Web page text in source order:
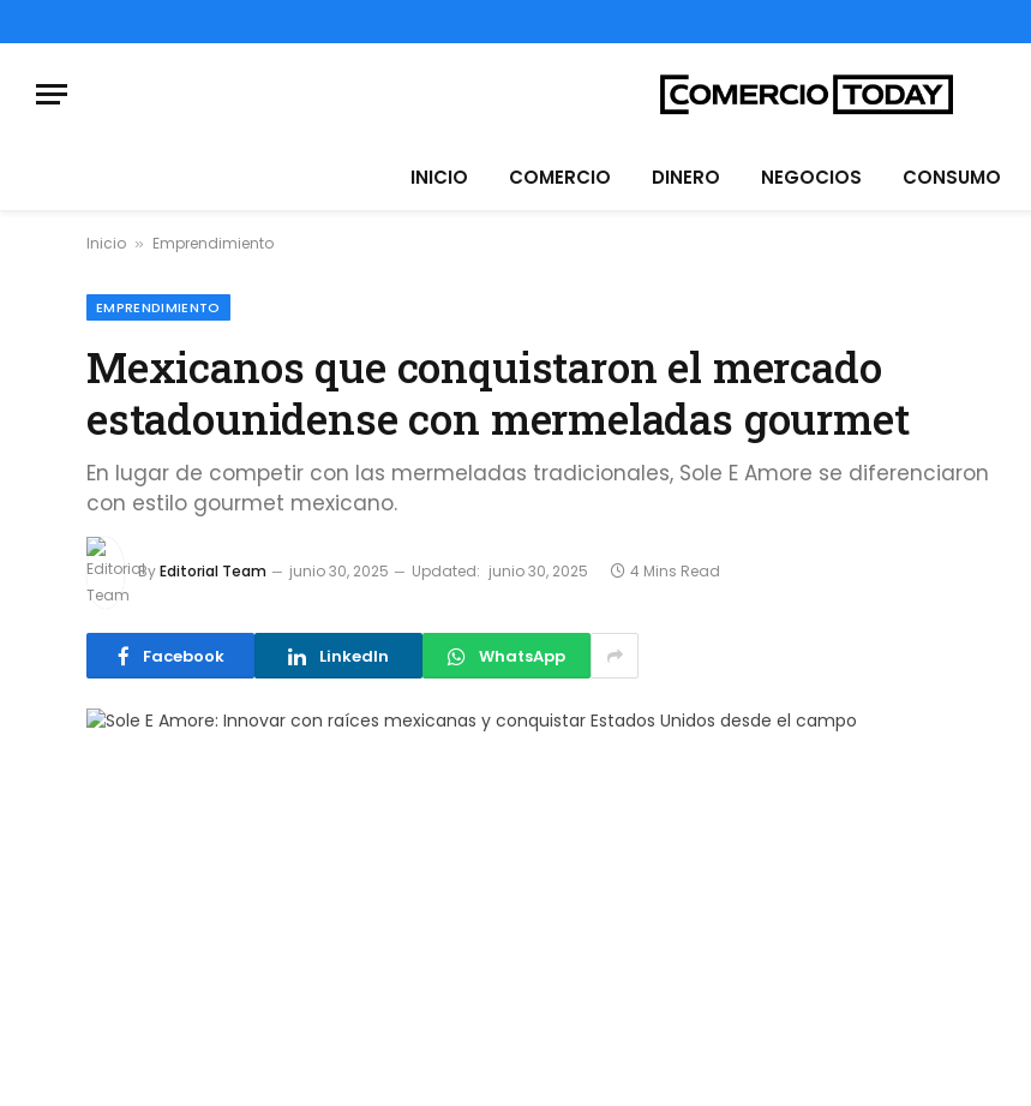
INICIO COMERCIO DINERO NEGOCIOS CONSUMO
Inicio » Emprendimiento
EMPRENDIMIENTO
Mexicanos que conquistaron el mercado
estadounidense con mermeladas gourmet
En lugar de competir con las mermeladas tradicionales, Sole E Amore se diferenciaron
con estilo gourmet mexicano.
ByEditorial Team junio 30, 2025 Updated: junio 30, 2025 4 Mins Read
Facebook LinkedIn WhatsApp